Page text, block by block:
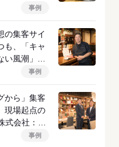
を達成した
事例
の集客サイ
も、「キャ
風潮」に
事例
から」集客
現場起点の
式会社：イ
事例